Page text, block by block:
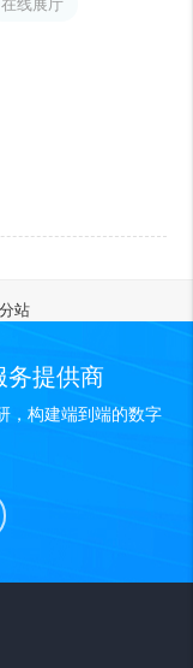
在线展厅
站
务提供商
，构建端到端的数字